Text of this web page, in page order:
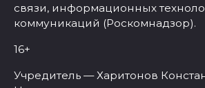
связи, информационных
коммуникаций (Роскомнадзор).
16+
Учредитель — Харитонов